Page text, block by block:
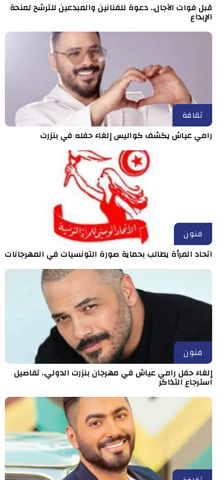
قبل فوات الآجال.. دعوة للفنانين والمبدعين للترشح لمنحة
الإبداع
ثقافة
رامي عياش يكشف كواليس إلغاء حفله في بنزرت
فنون
اتحاد المرأة يطالب بحماية صورة التونسيات في المهرجانات
فنون
إلغاء حفل رامي عياش في مهرجان بنزرت الدولي.. تفاصيل
استرجاع التذاكر